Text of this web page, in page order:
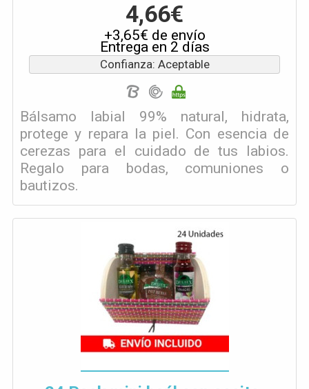
4,66€
+3,65€ de envío
Entrega en 2 días
Confianza: Aceptable
Bálsamo labial 99% natural, hidrata,
protege y repara la piel. Con esencia de
cerezas para el cuidado de tus labios.
Regalo para bodas, comuniones o
bautizos.